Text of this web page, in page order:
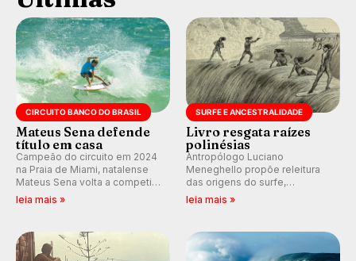
CIRCUITO BANCO DO BRASIL
Mateus Sena defende
título em casa
Campeão do circuito em 2024
na Praia de Miami, natalense
Mateus Sena volta a competir
em casa em busca de manter a
leia mais »
SURFE E ANCESTRALIDADE
Livro resgata raízes
polinésias
Antropólogo Luciano
Meneghello propõe releitura
das origens do surfe,
resgatando a cultura polinésia
prática em esporte e indústria.
leia mais »